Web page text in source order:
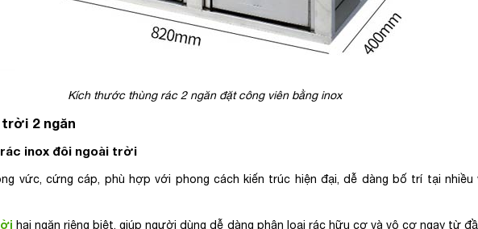
Kích thước thùng rác 2 ngăn đặt công viên bằng inox
2 ngăn
inox đôi ngoài trời
vức, cứng cáp, phù hợp với phong cách kiến trúc hiện đại, dễ dàng bố trí tại nhiều
hai ngăn riêng biệt, giúp người dùng dễ dàng phân loại rác hữu cơ và vô cơ ngay từ